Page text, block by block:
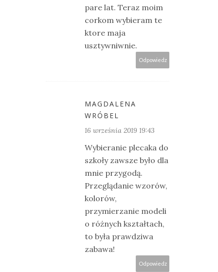
pare lat. Teraz moim
corkom wybieram te
ktore maja
usztywniwnie.
Odpowiedz
MAGDALENA
WRÓBEL
16 września 2019 19:43
Wybieranie plecaka do
szkoły zawsze było dla
mnie przygodą.
Przeglądanie wzorów,
kolorów,
przymierzanie modeli
o różnych kształtach,
to była prawdziwa
zabawa!
Odpowiedz